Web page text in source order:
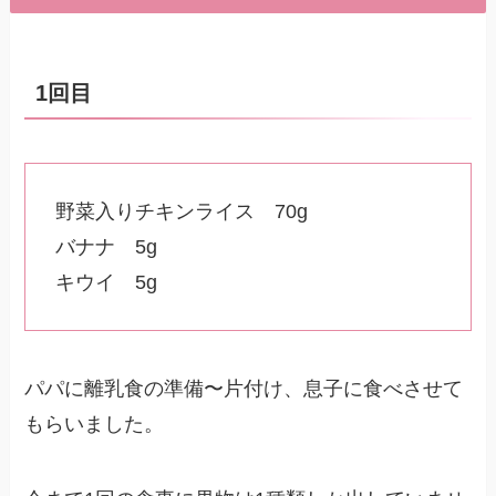
1回目
野菜入りチキンライス 70g
バナナ 5g
キウイ 5g
パパに離乳食の準備〜片付け、息子に食べさせて
もらいました。